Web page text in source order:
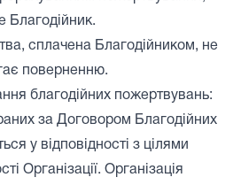
Благодійник.
сплачена Благодійником, не
поверненню.
благодійних пожертвувань:
за Договором Благодійних
у відповідності з цілями
Організації. Організація